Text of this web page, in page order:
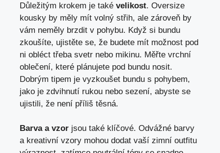
Důležitým krokem je také velikost. Oversize
kousky by měly mít volný střih, ale zároveň ⁢by
‍vám neměly brzdit v pohybu. Když si bundu
zkoušíte, ujistěte ⁤se, že budete mít možnost pod
ni obléct třeba svetr ‌nebo mikinu. Měřte vrchní
oblečení, které plánujete pod bundu nosit.
Dobrým tipem je vyzkoušet⁤ bundu s pohybem,
jako je zdvihnutí rukou nebo sezení, ​abyste se
ujistili, že není příliš těsná.
Barva a vzor jsou také klíčové. Odvážné barvy
a⁤ kreativní vzory mohou⁣ dodat vaší ⁣zimní outfitu